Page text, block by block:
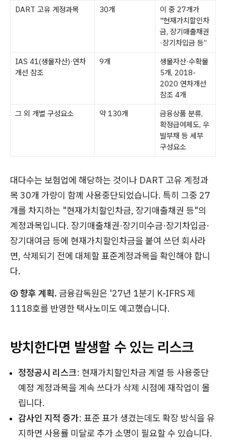
DART 고유 계정과목
30개
이 중 27개가
"현재가치할인차
금, 장기매출채권
·장기차입금 등”
IAS 41(생물자산)·연차
개선 참조
9개
생물자산·수확물
5개, 2018-
2020 연차개선
참조 4개
그 외 개별 구성요소
약 130개
금융상품 분류,
확정급여제도, 우
발부채 등 세부
구성요소
대다수는 보험업에 해당하는 것이나 DART 고유 계정과
목 30개 가량이 함께 사용중단되었습니다. 특히 그중 27
개를 차지하는 "현재가치할인차금, 장기매출채권 등"의
계정과목입니다. 장기매출채권·장기미수금·장기차입금·
장기대여금 등에 현재가치할인차금을 붙여 쓰던 회사라
면, 삭제되기 전에 대체할 표준계정과목을 확인해야 합니
다.
④ 향후 계획. 금융감독원은 '27년 1분기 K-IFRS 제
1118호를 반영한 택사노미도 예고했습니다.
방치한다면 발생할 수 있는 리스크
정정공시 리스크: 현재가치할인차금 계열 등 사용중단
예정 계정과목을 계속 쓰다가 삭제 시점에 재작업이 몰
립니다.
감사인 지적 증가: 표준 표가 생겼는데도 확장 방식을 유
지하면 사용률 미달로 추가 소명이 필요할 수 있습니다.